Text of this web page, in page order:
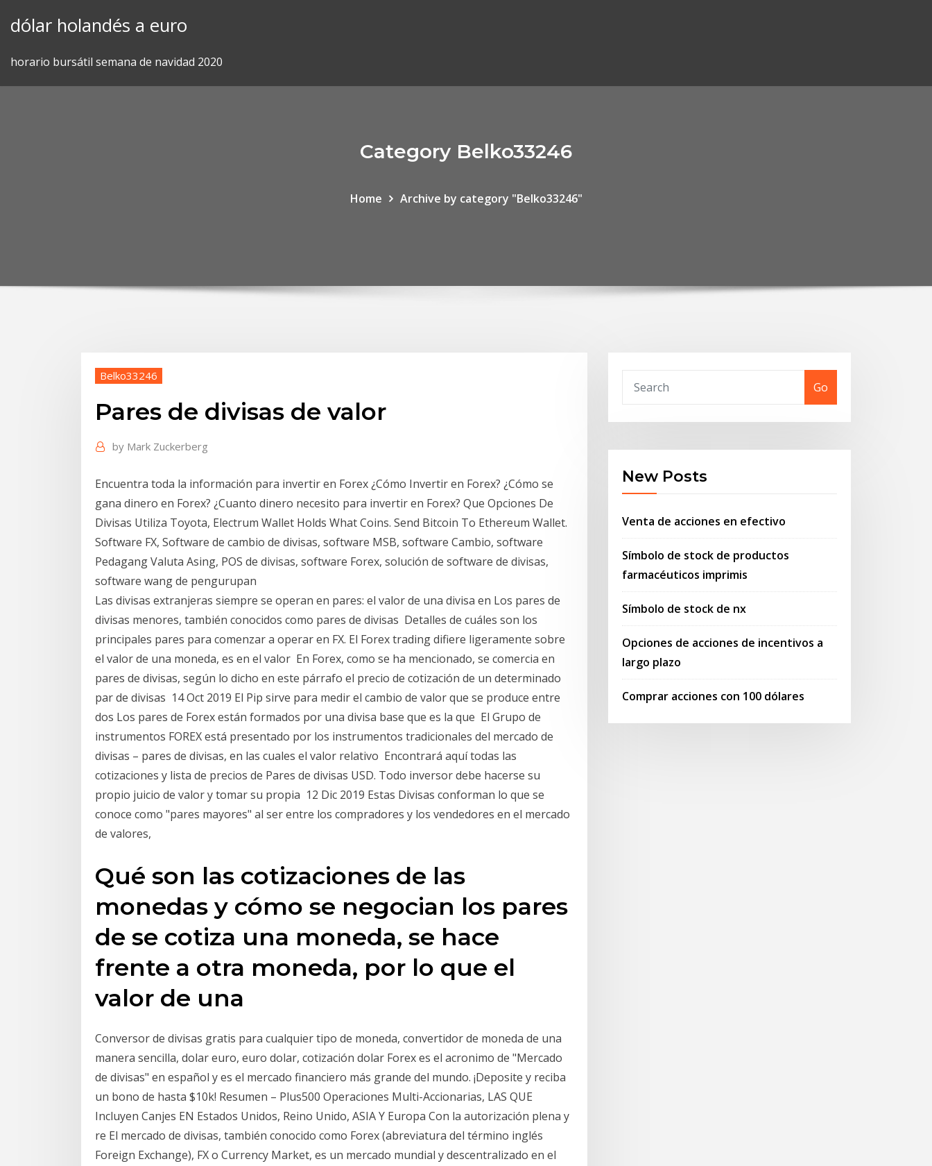
dólar holandés a euro
horario bursátil semana de navidad 2020
Category Belko33246
Home Archive by category "Belko33246"
Belko33246
Pares de divisas de valor
by Mark Zuckerberg
Encuentra toda la información para invertir en Forex ¿Cómo Invertir en Forex? ¿Cómo se
gana dinero en Forex? ¿Cuanto dinero necesito para invertir en Forex? Que Opciones De
Divisas Utiliza Toyota, Electrum Wallet Holds What Coins. Send Bitcoin To Ethereum Wallet.
Software FX, Software de cambio de divisas, software MSB, software Cambio, software
Pedagang Valuta Asing, POS de divisas, software Forex, solución de software de divisas,
software wang de pengurupan
Las divisas extranjeras siempre se operan en pares: el valor de una divisa en Los pares de
divisas menores, también conocidos como pares de divisas Detalles de cuáles son los
principales pares para comenzar a operar en FX. El Forex trading difiere ligeramente sobre
el valor de una moneda, es en el valor En Forex, como se ha mencionado, se comercia en
pares de divisas, según lo dicho en este párrafo el precio de cotización de un determinado
par de divisas 14 Oct 2019 El Pip sirve para medir el cambio de valor que se produce entre
dos Los pares de Forex están formados por una divisa base que es la que El Grupo de
instrumentos FOREX está presentado por los instrumentos tradicionales del mercado de
divisas – pares de divisas, en las cuales el valor relativo Encontrará aquí todas las
cotizaciones y lista de precios de Pares de divisas USD. Todo inversor debe hacerse su
propio juicio de valor y tomar su propia 12 Dic 2019 Estas Divisas conforman lo que se
conoce como "pares mayores" al ser entre los compradores y los vendedores en el mercado
de valores,
Qué son las cotizaciones de las
monedas y cómo se negocian los pares
de se cotiza una moneda, se hace
frente a otra moneda, por lo que el
valor de una
Conversor de divisas gratis para cualquier tipo de moneda, convertidor de moneda de una
manera sencilla, dolar euro, euro dolar, cotización dolar Forex es el acronimo de "Mercado
de divisas" en español y es el mercado financiero más grande del mundo. ¡Deposite y reciba
un bono de hasta $10k! Resumen – Plus500 Operaciones Multi-Accionarias, LAS QUE
Incluyen Canjes EN Estados Unidos, Reino Unido, ASIA Y Europa Con la autorización plena y
re El mercado de divisas, también conocido como Forex (abreviatura del término inglés
Foreign Exchange), FX o Currency Market, es un mercado mundial y descentralizado en el
Go
New Posts
Venta de acciones en efectivo
Símbolo de stock de productos
farmacéuticos imprimis
Símbolo de stock de nx
Opciones de acciones de incentivos a
largo plazo
Comprar acciones con 100 dólares